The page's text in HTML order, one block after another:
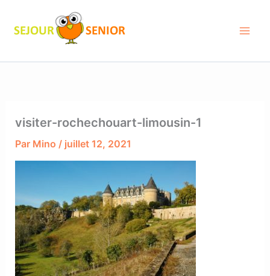
contenu
visiter-rochechouart-limousin-1
Par Mino / juillet 12, 2021